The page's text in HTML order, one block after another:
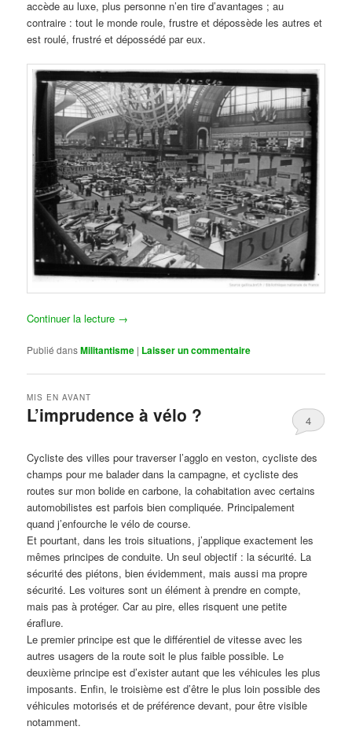
accède au luxe, plus personne n’en tire d’avantages ; au
contraire : tout le monde roule, frustre et dépossède les autres et
est roulé, frustré et dépossédé par eux.
Continuer la lecture →
Publié dansMilitantisme | Laisser un commentaire
L’imprudence à vélo ?
MIS EN AVANT
4
Cycliste des villes pour traverser l’agglo en veston, cycliste des
champs pour me balader dans la campagne, et cycliste des
routes sur mon bolide en carbone, la cohabitation avec certains
automobilistes est parfois bien compliquée. Principalement
quand j’enfourche le vélo de course.
Et pourtant, dans les trois situations, j’applique exactement les
mêmes principes de conduite. Un seul objectif : la sécurité. La
sécurité des piétons, bien évidemment, mais aussi ma propre
sécurité. Les voitures sont un élément à prendre en compte,
mais pas à protéger. Car au pire, elles risquent une petite
éraflure.
Le premier principe est que le différentiel de vitesse avec les
autres usagers de la route soit le plus faible possible. Le
deuxième principe est d’exister autant que les véhicules les plus
imposants. Enfin, le troisième est d’être le plus loin possible des
véhicules motorisés et de préférence devant, pour être visible
notamment.